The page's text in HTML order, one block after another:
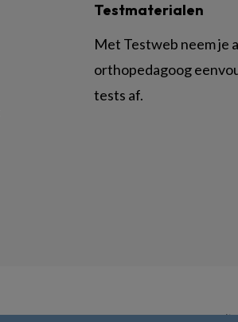
Testmaterialen
Met Testweb neem je
orthopedagoog
tests af.
© BSL